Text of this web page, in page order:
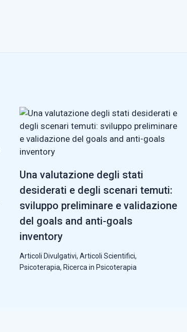
Una valutazione degli stati
desiderati e degli scenari temuti:
sviluppo preliminare e validazione
del goals and anti-goals
inventory
Articoli Divulgativi,Articoli Scientifici,
Psicoterapia,Ricerca in Psicoterapia